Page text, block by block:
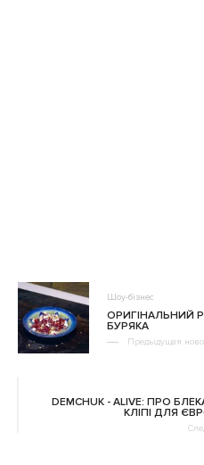
Шоу-бізнес
ОРИГІНАЛЬНИЙ
БУРЯКА
Предыдущая
DEMCHUK - ALIVE: ПРО
КЛІПІ ДЛЯ